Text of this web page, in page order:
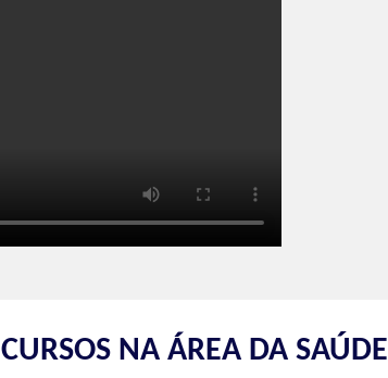
CURSOS NA ÁREA DA SAÚDE